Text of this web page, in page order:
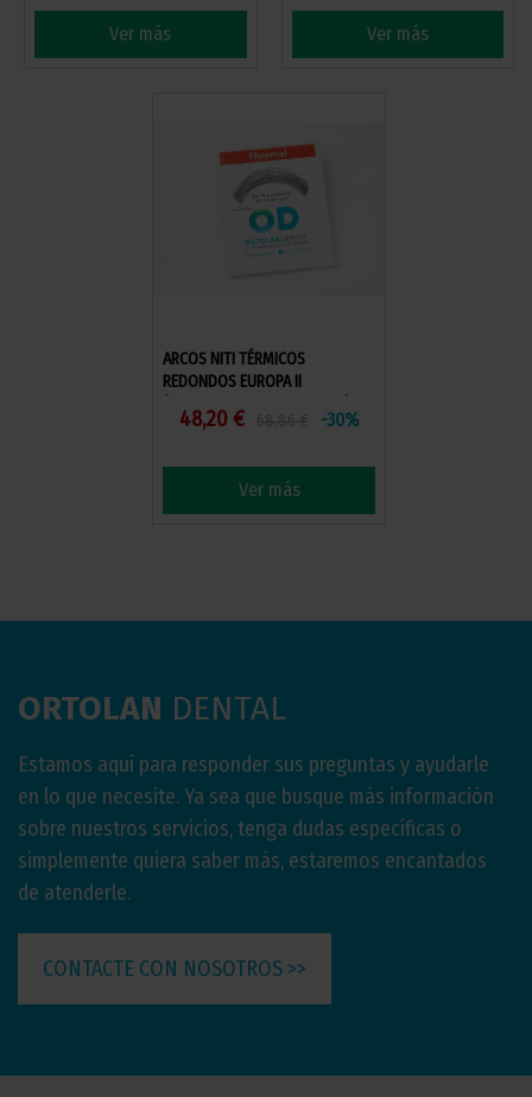
Ver más Ver más
ARCOS NITI TÉRMICOS
REDONDOS EUROPA II
48,20 € -30%
Ver más
ORTOLAN DENTAL
Estamos aquí para responder sus preguntas y ayudarle
en lo que necesite. Ya sea que busque más información
sobre nuestros servicios, tenga dudas específicas o
simplemente quiera saber más, estaremos encantados
de atenderle.
CONTACTE CON NOSOTROS >>